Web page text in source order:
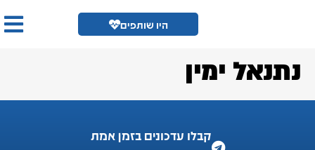
היו שותפים
נתנאל ימין
קבלו עדכונים בזמן אמת